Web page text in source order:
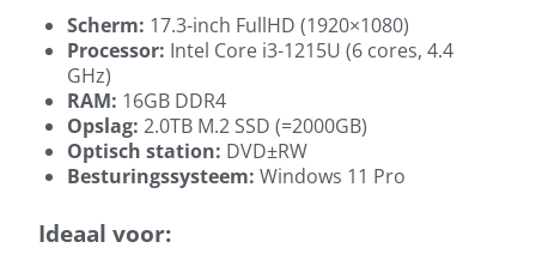
Scherm: 17.3-inch FullHD (1920×1080)
Processor: Intel Core i3-1215U (6 cores, 4.4
GHz)
RAM: 16GB DDR4
Opslag: 2.0TB M.2 SSD (=2000GB)
Optisch station: DVD±RW
Besturingssysteem: Windows 11 Pro
Ideaal voor: